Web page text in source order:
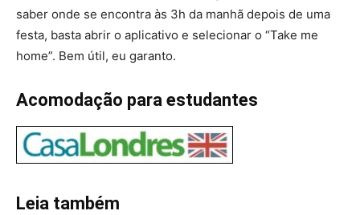
saber onde se encontra às 3h da manhã depois de uma
festa, basta abrir o aplicativo e selecionar o “Take me
home”. Bem útil, eu garanto.
Acomodação para estudantes
Leia também